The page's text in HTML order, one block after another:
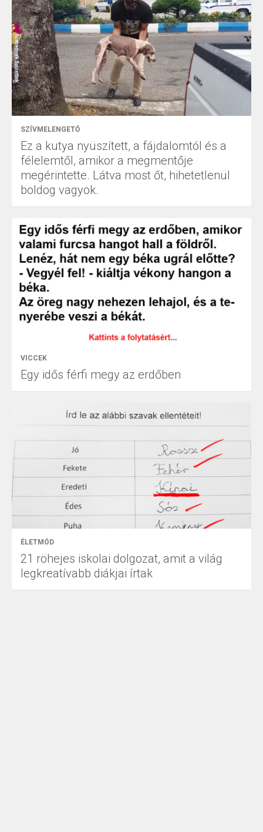
SZÍVMELENGETŐ
Ez a kutya nyüszített, a fájdalomtól és a
félelemtől, amikor a megmentője
megérintette. Látva most őt, hihetetlenül
boldog vagyok.
VICCEK
Egy idős férfi megy az erdőben
ÉLETMÓD
21 röhejes iskolai dolgozat, amit a világ
legkreatívabb diákjai írtak